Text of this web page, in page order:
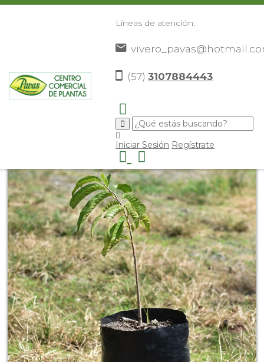
Líneas de atención:
(57) 3107884443
Iniciar Sesión Regístrate
Frutales >Otros Frutales>Chirimoyo